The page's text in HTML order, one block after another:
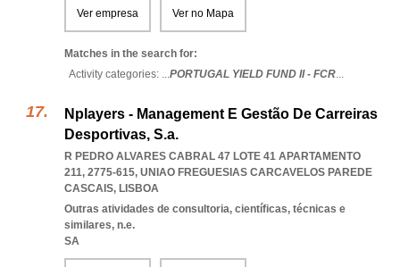
Ver empresa Ver no Mapa
Matches in the search for:
Activity categories: ...PORTUGAL YIELD FUND II - FCR...
Nplayers - Management E Gestão De Carreiras
Desportivas, S.a.
R PEDRO ALVARES CABRAL 47 LOTE 41 APARTAMENTO
211, 2775-615, UNIAO FREGUESIAS CARCAVELOS PAREDE
CASCAIS, LISBOA
Outras atividades de consultoria, científicas, técnicas e
similares, n.e.
SA